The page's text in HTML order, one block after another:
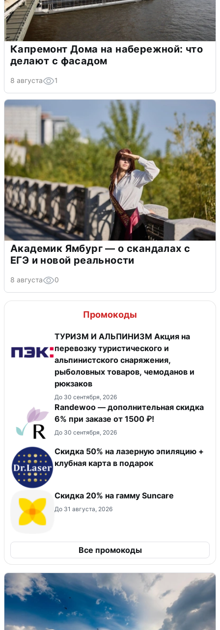
Капремонт Дома на набережной: что
делают с фасадом
8 августа 1
Академик Ямбург — о скандалах с
ЕГЭ и новой реальности
8 августа 0
Промокоды
ТУРИЗМ И АЛЬПИНИЗМ Акция на
перевозку туристического и
альпинистского снаряжения,
рыболовных товаров, чемоданов и
рюкзаков
До 30 сентября, 2026
Randewoo — дополнительная скидка
6% при заказе от 1500 ₽!
До 30 сентября, 2026
Скидка 50% на лазерную эпиляцию +
клубная карта в подарок
Скидка 20% на гамму Suncare
До 31 августа, 2026
Все промокоды